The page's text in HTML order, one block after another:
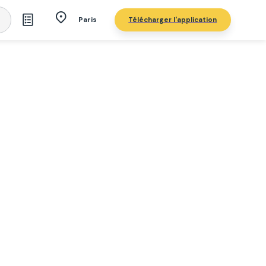
Paris Télécharger l'application